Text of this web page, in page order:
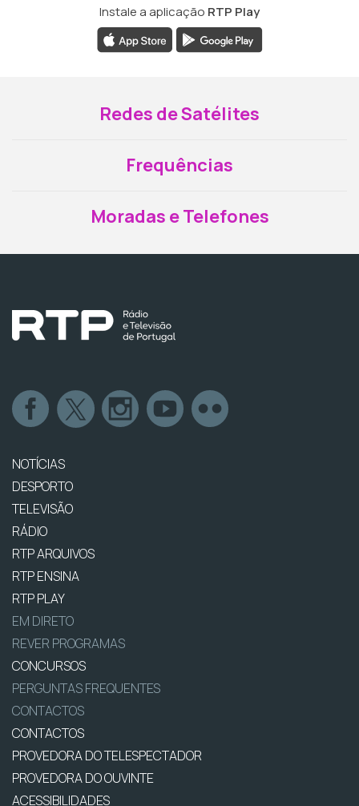
Instale a aplicação RTP Play
Redes de Satélites
Frequências
Moradas e Telefones
NOTÍCIAS
DESPORTO
TELEVISÃO
RÁDIO
RTP ARQUIVOS
RTP ENSINA
RTP PLAY
EM DIRETO
REVER PROGRAMAS
CONCURSOS
PERGUNTAS FREQUENTES
CONTACTOS
CONTACTOS
PROVEDORA DO TELESPECTADOR
PROVEDORA DO OUVINTE
ACESSIBILIDADES